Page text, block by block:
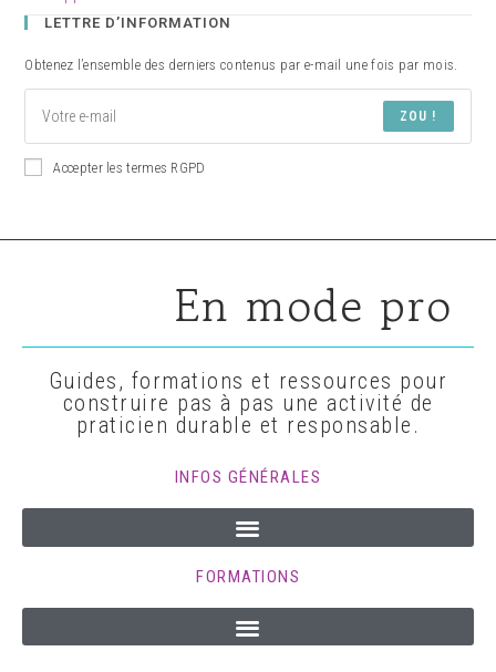
LETTRE D’INFORMATION
Obtenez l’ensemble des derniers contenus par e-mail une fois par mois.
ZOU !
Accepter les termes RGPD
En mode pro
Guides, formations et ressources pour
construire pas à pas une activité de
praticien durable et responsable.
INFOS GÉNÉRALES
FORMATIONS